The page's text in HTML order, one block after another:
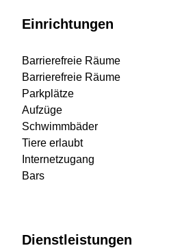
Einrichtungen
Barrierefreie Räume
Barrierefreie Räume
Parkplätze
Aufzüge
Schwimmbäder
Tiere erlaubt
Internetzugang
Bars
Dienstleistungen